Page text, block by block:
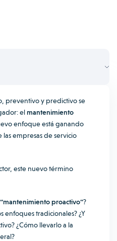
preventivo y predictivo se
elmantenimiento
enfoque está ganando
empresas de servicio
este nuevo término
proactivo”?
enfoques tradicionales? ¿Y
¿Cómo llevarlo a la